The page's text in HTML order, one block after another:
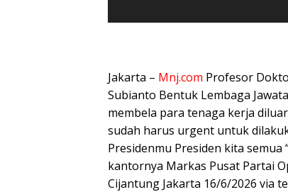
Jakarta – Mnj.com Profesor
Subianto Bentuk Lembaga
membela para tenaga kerja
sudah harus urgent untuk
Presidenmu Presiden kita
kantornya Markas Pusat Partai
Cijantung Jakarta 16/6/2026 via